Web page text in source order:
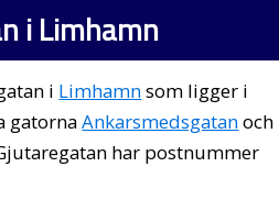
i Limhamn
i Limhamnsom ligger i
gatornaAnkarsmedsgatanoch
har postnummer